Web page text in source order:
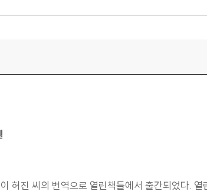
허진 씨의 번역으로 열린책들에서 출간되었다.